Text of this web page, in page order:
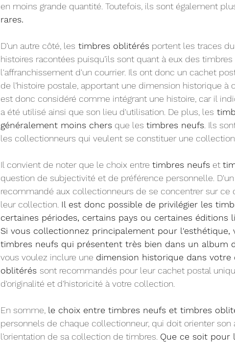
en moins grande quantité. Toutefois, ils sont également
rares.
D’un autre côté, les timbres oblitérés portent les traces
histoires racontées puisqu’ils sont quant à eux des
l'affranchissement d'un courrier. Ils ont donc un cachet
de l’histoire postale, apportant une dimension historique à
est donc considéré comme intégrant une histoire, car il
a été utilisé ainsi que son lieu d'utilisation. De plus, les
généralement moins chers que les timbres neufs . Ils
les collectionneurs qui veulent se constituer une
Il convient de noter que le choix entre timbres neufs et
question de subjectivité et de préférence personnelle.
recommandé aux collectionneurs de se concentrer sur ce
leur collection. Il est donc possible de privilégier les
certaines périodes, certains pays ou certaines éditions
Si vous collectionnez principalement pour l'esthétique,
timbres neufs qui présentent très bien dans un album
vous voulez inclure une dimension historique dans
oblitérés sont recommandés pour leur cachet postal
d'originalité et d'historicité à votre collection.
En somme, le choix entre timbres neufs et timbres
personnels de chaque collectionneur, qui doit orienter
l’orientation de sa collection de timbres. Que ce soit pour